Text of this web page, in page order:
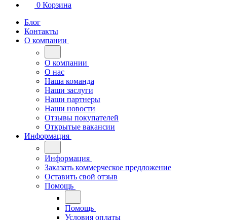
0 Корзина
Блог
Контакты
О компании
О компании
О нас
Наша команда
Наши заслуги
Наши партнеры
Наши новости
Отзывы покупателей
Открытые вакансии
Информация
Информация
Заказать коммерческое предложение
Оставить свой отзыв
Помощь
Помощь
Условия оплаты